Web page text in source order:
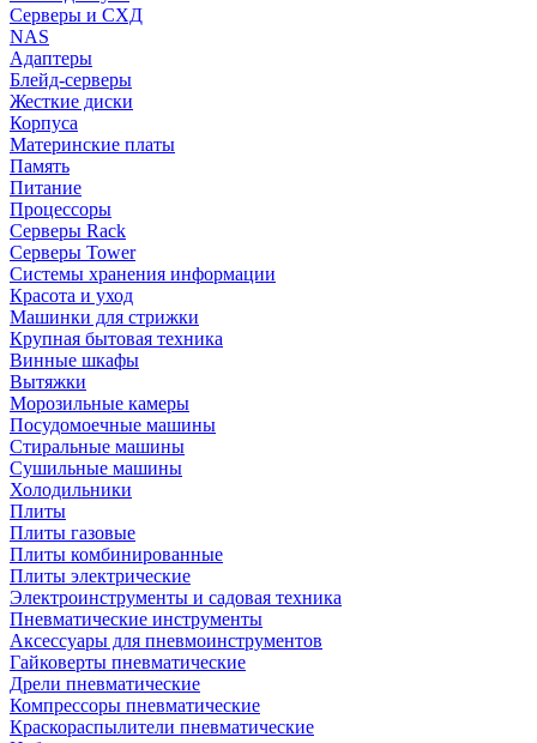
Серверы и СХД
NAS
Адаптеры
Блейд-серверы
Жесткие диски
Корпуса
Материнские платы
Память
Питание
Процессоры
Серверы Rack
Серверы Tower
Системы хранения информации
Красота и уход
Машинки для стрижки
Крупная бытовая техника
Винные шкафы
Вытяжки
Морозильные камеры
Посудомоечные машины
Стиральные машины
Сушильные машины
Холодильники
Плиты
Плиты газовые
Плиты комбинированные
Плиты электрические
Электроинструменты и садовая техника
Пневматические инструменты
Аксессуары для пневмоинструментов
Гайковерты пневматические
Дрели пневматические
Компрессоры пневматические
Краскораспылители пневматические